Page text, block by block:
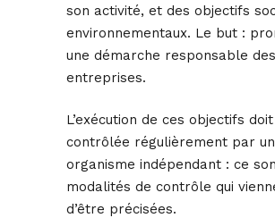
son activité, et des objectifs
environnementaux. Le but :
une démarche responsable des
entreprises.
L’exécution de ces objectifs
contrôlée régulièrement par un
organisme indépendant : ce
modalités de contrôle qui
d’être précisées.